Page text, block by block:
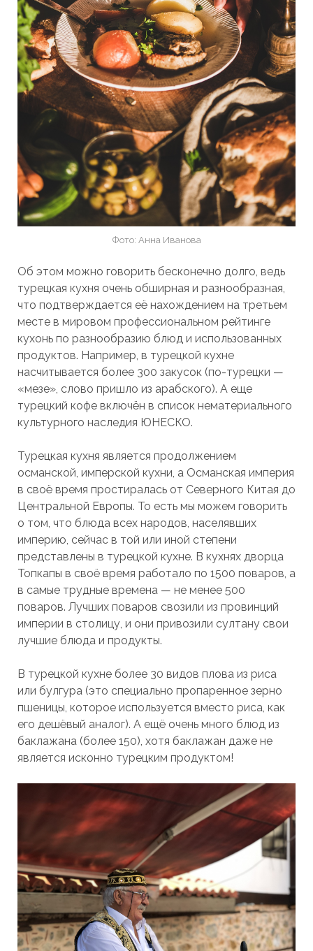
Фото: Анна Иванова
Об этом можно говорить бесконечно долго, ведь
турецкая кухня очень обширная и разнообразная,
что подтверждается её нахождением на третьем
месте в мировом профессиональном рейтинге
кухонь по разнообразию блюд и использованных
продуктов. Например, в турецкой кухне
насчитывается более 300 закусок (по-турецки —
«мезе», слово пришло из арабского). А еще
турецкий кофе включён в список нематериального
культурного наследия ЮНЕСКО.
Турецкая кухня является продолжением
османской, имперской кухни, а Османская империя
в своё время простиралась от Северного Китая до
Центральной Европы. То есть мы можем говорить
о том, что блюда всех народов, населявших
империю, сейчас в той или иной степени
представлены в турецкой кухне. В кухнях дворца
Топкапы в своё время работало по 1500 поваров, а
в самые трудные времена — не менее 500
поваров. Лучших поваров свозили из провинций
империи в столицу, и они привозили султану свои
лучшие блюда и продукты.
В турецкой кухне более 30 видов плова из риса
или булгура (это специально пропаренное зерно
пшеницы, которое используется вместо риса, как
его дешёвый аналог). А ещё очень много блюд из
баклажана (более 150), хотя баклажан даже не
является исконно турецким продуктом!